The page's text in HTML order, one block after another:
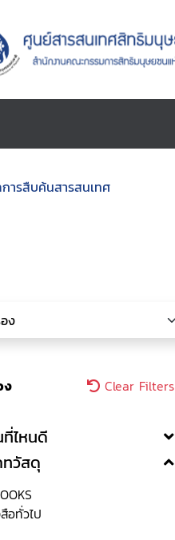
ารสืบค้นสารสนเทศ
ง Clear Filters
ไหนดี
ทวัสดุ
อทั่วไป